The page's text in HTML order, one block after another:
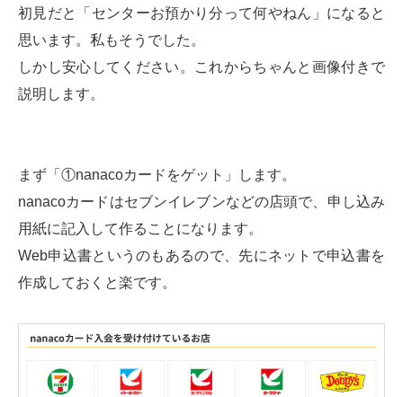
初見だと「センターお預かり分って何やねん」になると
思います。私もそうでした。
しかし安心してください。これからちゃんと画像付きで
説明します。
まず「①nanacoカードをゲット」します。
nanacoカードはセブンイレブンなどの店頭で、申し込み
用紙に記入して作ることになります。
Web申込書というのもあるので、先にネットで申込書を
作成しておくと楽です。